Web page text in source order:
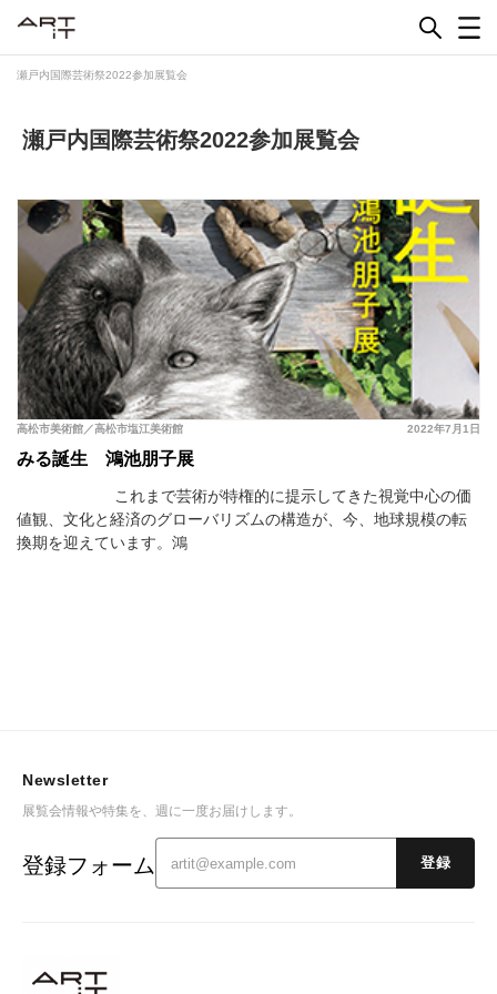
瀬戸内国際芸術祭2022参加展覧会
瀬戸内国際芸術祭2022参加展覧会
2022年7月1日
高松市美術館／高松市塩江美術館
みる誕生 鴻池朋子展
これまで芸術が特権的に提示してきた視覚中心の価
値観、文化と経済のグローバリズムの構造が、今、地球規模の転
換期を迎えています。鴻
Newsletter
展覧会情報や特集を、週に一度お届けします。
登録フォーム 登録